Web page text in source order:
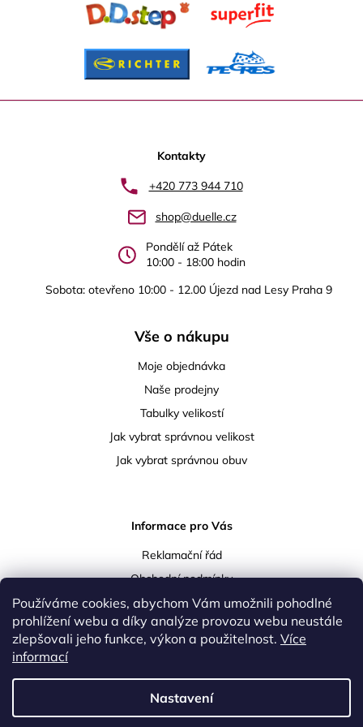
Používáme cookies, abychom Vám umožnili pohodlné
prohlížení webu a díky analýze provozu webu neustále
zlepšovali jeho funkce, výkon a použitelnost. Více
informací
Nastavení
Kontakty
+420 773 944 710
shop@duelle.cz
Pondělí až Pátek
10:00 - 18:00 hodin
Sobota: otevřeno 10:00 - 12.00 Újezd nad Lesy Praha 9
Vše o nákupu
Moje objednávka
Naše prodejny
Tabulky velikostí
Jak vybrat správnou velikost
Jak vybrat správnou obuv
Informace pro Vás
Reklamační řád
Obchodní podmínky
Podmínky ochrany osobních údajů
Doprava a platba
Vrácení a reklamace zboží